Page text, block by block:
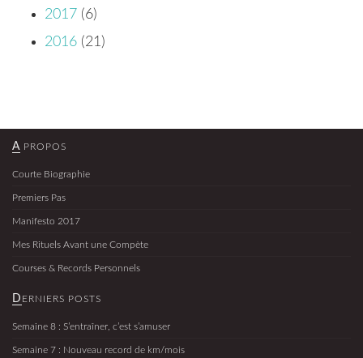
2017 (6)
2016 (21)
A PROPOS
Courte Biographie
Premiers Pas
Manifesto 2017
Mes Rituels Avant une Compète
Courses & Records Personnels
DERNIERS POSTS
Semaine 8 : S’entraîner, c’est s’amuser
Semaine 7 : Nouveau record de km/mois